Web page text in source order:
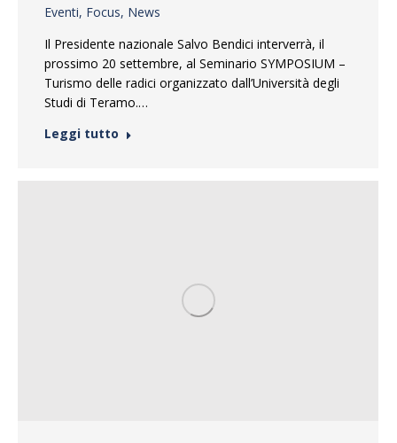
Eventi, Focus, News
Il Presidente nazionale Salvo Bendici interverrà, il
prossimo 20 settembre, al Seminario SYMPOSIUM –
Turismo delle radici organizzato dall’Università degli
Studi di Teramo.…
Leggi tutto